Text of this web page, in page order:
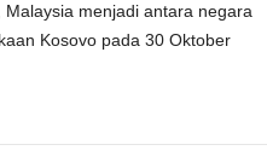
menjadi antara negara
Kosovo pada 30 Oktober